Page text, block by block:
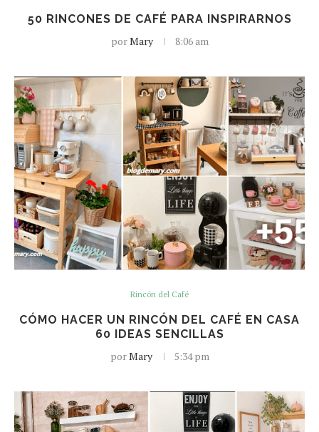
50 RINCONES DE CAFÉ PARA INSPIRARNOS
porMary 8:06 am
Rincón del Café
CÓMO HACER UN RINCÓN DEL CAFÉ EN CASA
60 IDEAS SENCILLAS
porMary 5:34 pm